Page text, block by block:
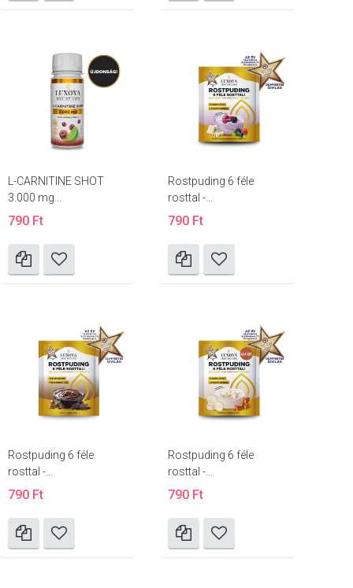
L-CARNITINE SHOT
3.000 mg...
790 Ft
Rostpuding 6 féle
rosttal -...
790 Ft
Rostpuding 6 féle
rosttal -...
790 Ft
Rostpuding 6 féle
rosttal -...
790 Ft